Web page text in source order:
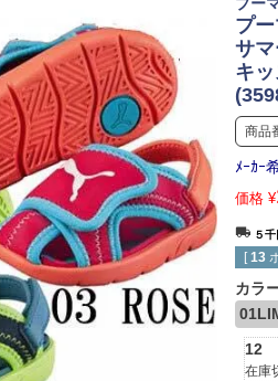
プー
プ
サ
キ
商品
ﾒｰｶｰ
価格 ¥
５千
[ 13
カラ
12
在庫